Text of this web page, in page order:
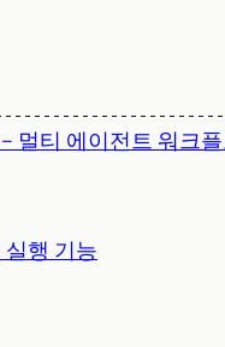
멀티 에이전트 워크
행 기능